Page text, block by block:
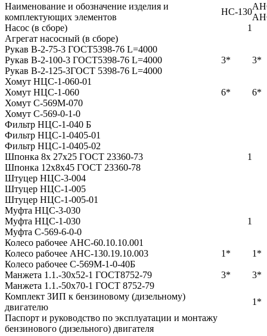
Наименование и обозначение изделия и
комплектующих элементов
НС-130
Насос (в сборе)
1
Агрегат насосный (в сборе)
Рукав В-2-75-3 ГОСТ5398-76 L=4000
Рукав В-2-100-3 ГОСТ5398-76 L=4000
3*
3*
Рукав В-2-125-3ГОСТ 5398-76 L=4000
Хомут НЦС-1-060-01
Хомут НЦС-1-060
6*
6*
Хомут С-569М-070
Хомут С-569-0-1-0
Фильтр НЦС-1-040 Б
Фильтр НЦС-1-0405-01
Фильтр НЦС-1-0405-02
Шпонка 8х 27х25 ГОСТ 23360-73
1
Шпонка 12х8х45 ГОСТ 23360-78
Штуцер НЦС-3-004
Штуцер НЦС-1-005
Штуцер НЦС-1-005-01
Муфта НЦС-3-030
Муфта НЦС-1-030
1
Муфта С-569-6-0-0
Колесо рабочее АНС-60.10.10.001
Колесо рабочее АНС-130.19.10.003
1*
1*
Колесо рабочее С-569М-1-0-40Б
Манжета 1.1.-30х52-1 ГОСТ8752-79
3*
3*
Манжета 1.1.-50х70-1 ГОСТ 8752-79
Комплект ЗИП к бензиновому (дизельному)
двигателю
1*
Паспорт и руководство по эксплуатации и монтажу
бензинового (дизельного) двигателя